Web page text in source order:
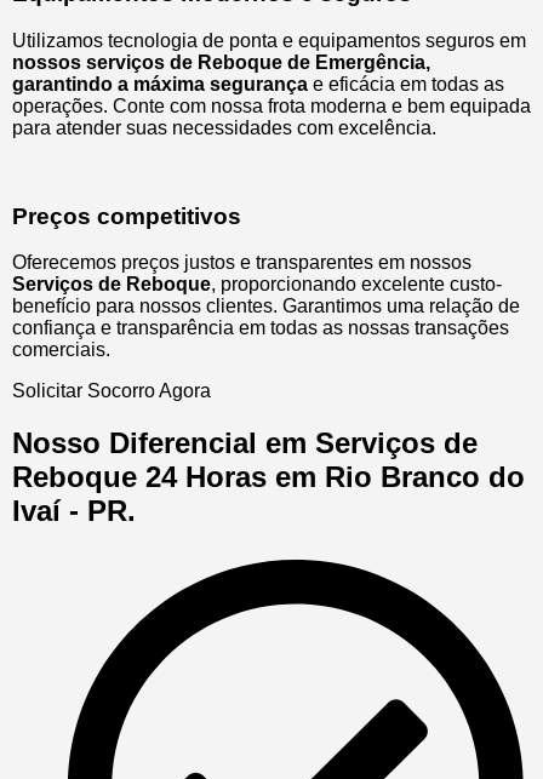
Utilizamos tecnologia de ponta e equipamentos seguros em
nossos serviços de Reboque de Emergência,
garantindo a máxima segurança e eficácia em todas as
operações. Conte com nossa frota moderna e bem equipada
para atender suas necessidades com excelência.
Preços competitivos
Oferecemos preços justos e transparentes em nossos
Serviços de Reboque, proporcionando excelente custo-
benefício para nossos clientes. Garantimos uma relação de
confiança e transparência em todas as nossas transações
comerciais.
Solicitar Socorro Agora
Nosso Diferencial em Serviços de
Reboque 24 Horas em Rio Branco do
Ivaí - PR.